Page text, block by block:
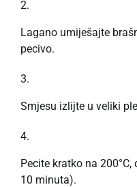
Lagano umiješajte
pecivo.
Smjesu izlijte u veliki
Pecite kratko na
10 minuta).